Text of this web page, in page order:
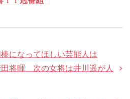
になってほしい芸能人は
将暉 次の女将は井川遥が人